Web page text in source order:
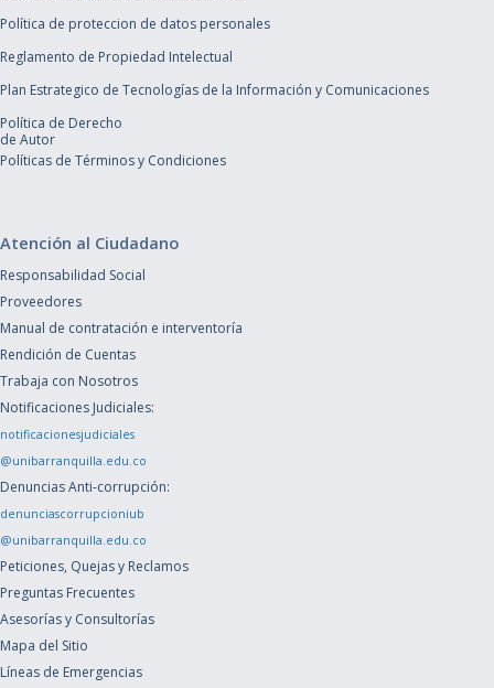
Política de proteccion de datos personales
Reglamento de Propiedad Intelectual
Plan Estrategico de Tecnologías de la Información y Comunicaciones
Política de Derecho
de Autor
Políticas de Términos y Condiciones
Atención al Ciudadano
Responsabilidad Social
Proveedores
Manual de contratación e interventoría
Rendición de Cuentas
Trabaja con Nosotros
Notificaciones Judiciales:
notificacionesjudiciales
@unibarranquilla.edu.co
Denuncias Anti-corrupción:
denunciascorrupcioniub
@unibarranquilla.edu.co
Peticiones, Quejas y Reclamos
Preguntas Frecuentes
Asesorías y Consultorías
Mapa del Sitio
Líneas de Emergencias